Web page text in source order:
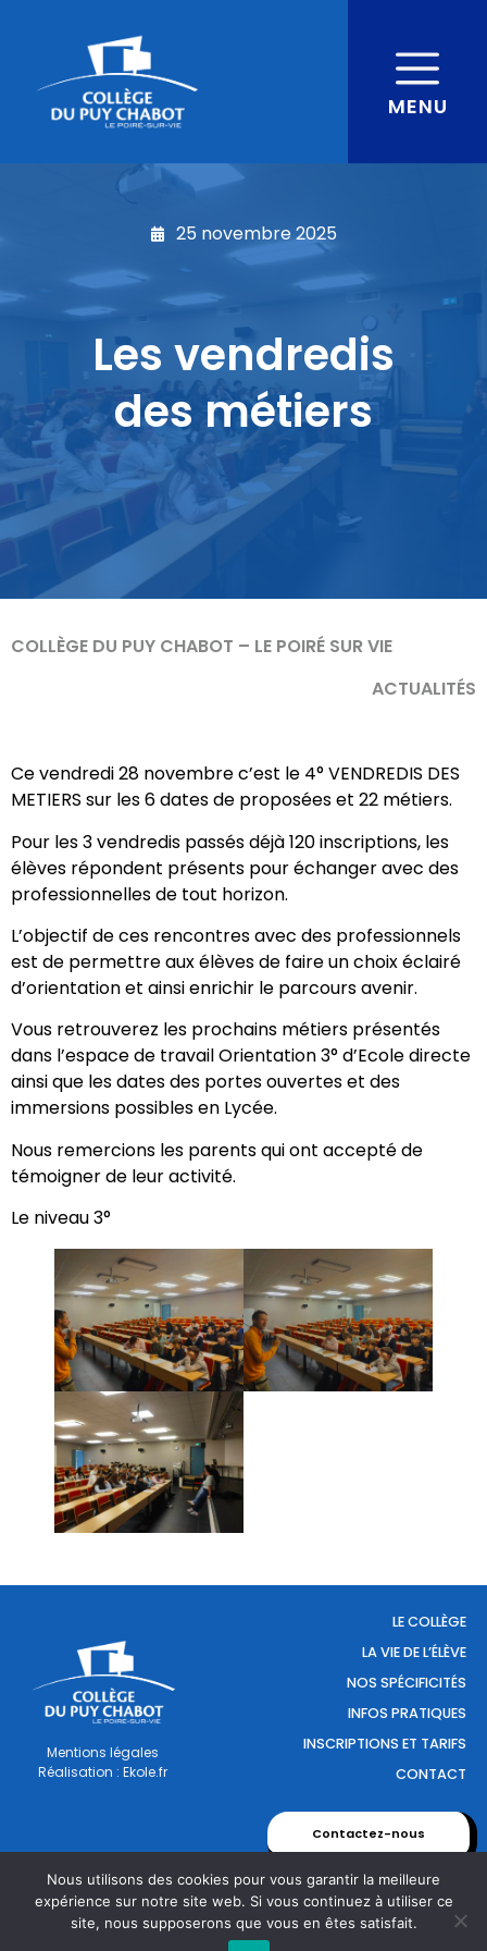
MENU
25 novembre 2025
Les vendredis
des métiers
COLLÈGE DU PUY CHABOT – LE POIRÉ SUR VIE
ACTUALITÉS
Ce vendredi 28 novembre c’est le 4° VENDREDIS DES
METIERS sur les 6 dates de proposées et 22 métiers.
Pour les 3 vendredis passés déjà 120 inscriptions, les
élèves répondent présents pour échanger avec des
professionnelles de tout horizon.
L’objectif de ces rencontres avec des professionnels
est de permettre aux élèves de faire un choix éclairé
d’orientation et ainsi enrichir le parcours avenir.
Vous retrouverez les prochains métiers présentés
dans l’espace de travail Orientation 3° d’Ecole directe
ainsi que les dates des portes ouvertes et des
immersions possibles en Lycée.
Nous remercions les parents qui ont accepté de
témoigner de leur activité.
Le niveau 3°
Mentions légales
Réalisation : Ekole.fr
LE COLLÈGE
LA VIE DE L’ÉLÈVE
NOS SPÉCIFICITÉS
INFOS PRATIQUES
INSCRIPTIONS ET TARIFS
CONTACT
Contactez-nous
Nous utilisons des cookies pour vous garantir la meilleure
expérience sur notre site web. Si vous continuez à utiliser ce
site, nous supposerons que vous en êtes satisfait.